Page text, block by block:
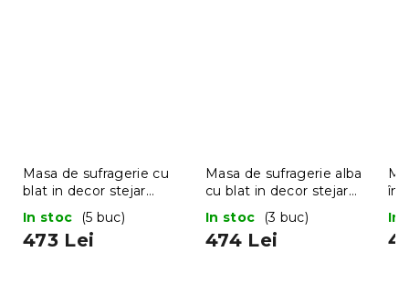
Masa de sufragerie cu
blat in decor stejar
sonoma UMEKO 120x80
In stoc (5 buc)
473 Lei
Masa de sufragerie alba
cu blat in decor stejar
sonoma, MADO 120x80
In stoc (3 buc)
474 Lei
în
In